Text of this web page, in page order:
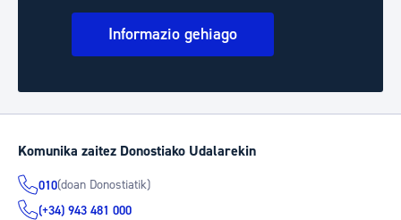
Informazio gehiago
Komunika zaitez Donostiako Udalarekin
010(doan Donostiatik)
(+34) 943 481 000